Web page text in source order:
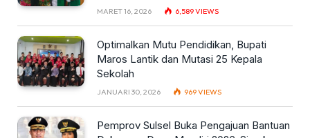
MARET 16, 2026 6,589VIEWS
Optimalkan Mutu Pendidikan, Bupati
Maros Lantik dan Mutasi 25 Kepala
Sekolah
JANUARI 30, 2026 969VIEWS
Pemprov Sulsel Buka Pengajuan Bantuan